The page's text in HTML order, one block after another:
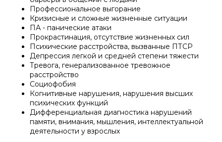
Профессиональное выгорание
Кризисные и сложные жизненные ситуации
ПА - панические атаки
Прокрастинация, отсутствие жизненных сил
Психические расстройства, вызванные ПТСР
Депрессия легкой и средней степени тяжести
Тревога, генерализованное тревожное
расстройство
Социофобия
Когнитивные нарушения, нарушения высших
психических функций
Дифференциальная диагностика нарушений
памяти, внимания, мышления, интеллектуальной
деятельности у взрослых